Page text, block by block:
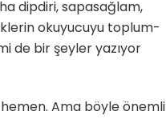
dipdiri, sapasağlam,
okuyucuyu toplum-
de bir şeyler yazıyor
Ama böyle önemli